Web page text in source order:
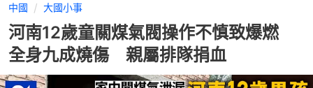
中國 大國小事
河南12歲童關煤氣閥操作不慎致爆燃
全身九成燒傷 親屬排隊捐血